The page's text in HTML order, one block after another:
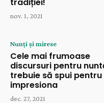
tradiției!
nov. 1, 2021
Nunți și mirese
Cele mai frumoase
discursuri pentru
trebuie să spui pentru
impresiona
dec. 27, 2021